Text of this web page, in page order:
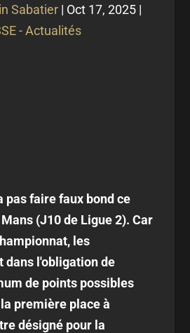
Sabatier | Oct 17, 2025 |
- Actualités
pas faire faux bond ce
(J10 de Ligue 2). Car
les
dans l'obligation de
de points possibles
première place à
désigné pour la